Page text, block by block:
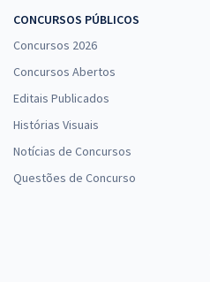
CONCURSOS PÚBLICOS
Concursos 2026
Concursos Abertos
Editais Publicados
Histórias Visuais
Notícias de Concursos
Questões de Concurso